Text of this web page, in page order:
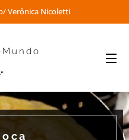
Verônica Nicoletti